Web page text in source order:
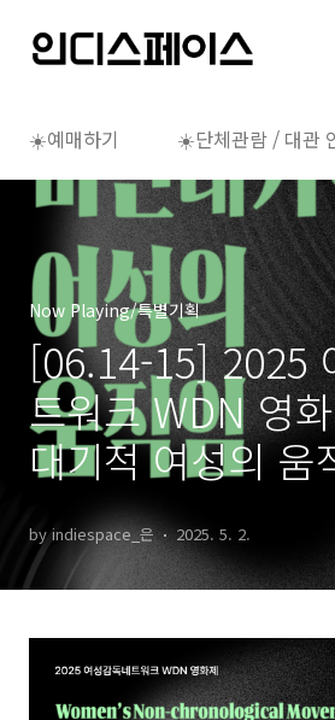
☀️예매하기 ☀️단체관람 / 대관
Now Playing/특별기획
[06.14-15] 2025
트워크 WDN 영
대기적 여성의 움
by indiespace_은 2025. 5. 2.